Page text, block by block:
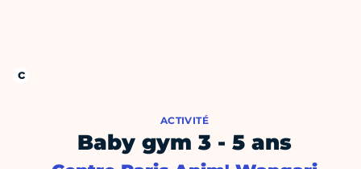
ACTIVITÉ
Baby gym 3 - 5 ans